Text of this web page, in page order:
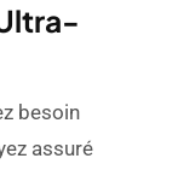
besoin
assuré